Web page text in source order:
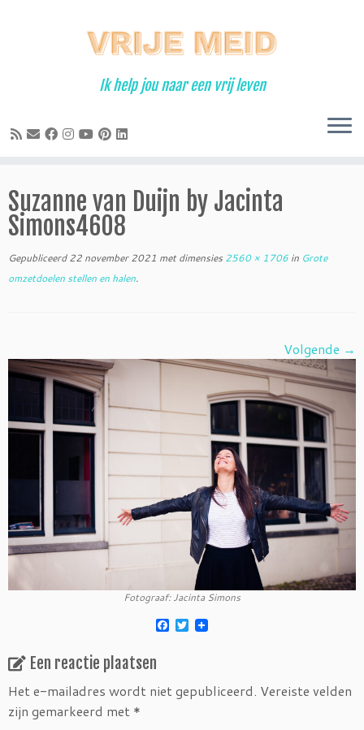
Ik help jou naar een vrij leven
Suzanne van Duijn by Jacinta
Simons4608
Gepubliceerd 22 november 2021 met dimensies 2560 × 1706 in Grote
omzetdoelen stellen en halen.
Volgende →
Fotograaf: Jacinta Simons
F
o
T
w
e
r
Een reactie plaatsen
Het e-mailadres wordt niet gepubliceerd. Vereiste velden
zijn gemarkeerd met *